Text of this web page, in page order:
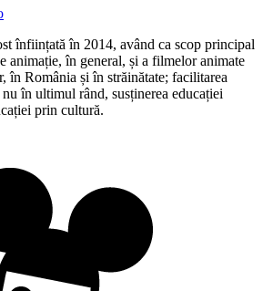
înființată în 2014, având ca scop principal
animație, în general, și a filmelor animate
în România și în străinătate; facilitarea
în ultimul rând, susținerea educației
prin cultură.